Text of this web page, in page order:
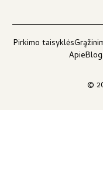
©
Pirkimo taisyklės
Apie